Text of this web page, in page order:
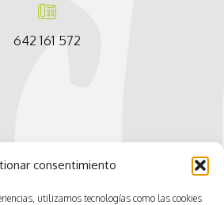
consentimiento
utilizamos tecnologías como las cookies
642 161 572